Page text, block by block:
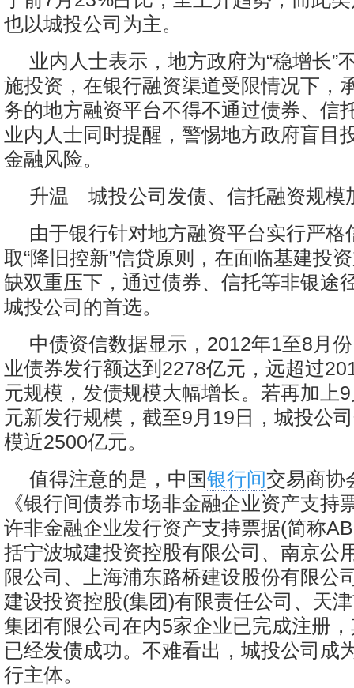
也以城投公司为主。
业内人士表示，地方政府为“稳增长”
施投资，在银行融资渠道受限情况下，
务的地方融资平台不得不通过债券、信
业内人士同时提醒，警惕地方政府盲目
金融风险。
升温 城投公司发债、信托融资规模
由于银行针对地方融资平台实行严格
取“降旧控新”信贷原则，在面临基建投
缺双重压下，通过债券、信托等非银途
城投公司的首选。
中债资信数据显示，2012年1至8月
业债券发行额达到2278亿元，远超过
元规模，发债规模大幅增长。若再加上
元新发行规模，截至9月19日，城投公
模近2500亿元。
值得注意的是，中国银行间交易商协
《银行间债券市场非金融企业资产支持
许非金融企业发行资产支持票据(简称
括宁波城建投资控股有限公司、南京公
限公司、上海浦东路桥建设股份有限公
建设投资控股(集团)有限责任公司、天
集团有限公司在内5家企业已完成注册
已经发债成功。不难看出，城投公司成
行主体。